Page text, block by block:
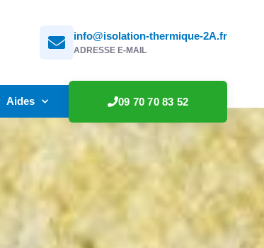
info@isolation-thermique-2A.fr
ADRESSE E-MAIL
Aides 09 70 70 83 52